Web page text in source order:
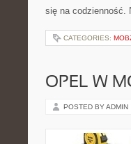
się na codzienność.
CATEGORIES:
OPEL W
POSTED BY ADMIN